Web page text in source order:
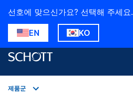
선호에 맞으신가요? 선택해 주세요.
EN KO
제품군